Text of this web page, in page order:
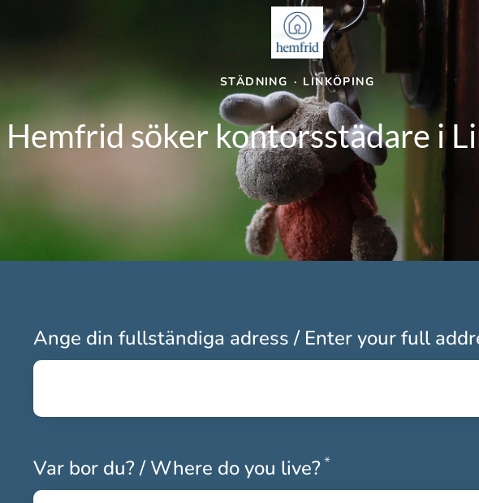
STÄDNING · LINKÖPING
Hemfrid söker kontorsstädare i
Ange din fullständiga adress / Enter your full
Var bor du? / Where do you live?*Obligatoriskt